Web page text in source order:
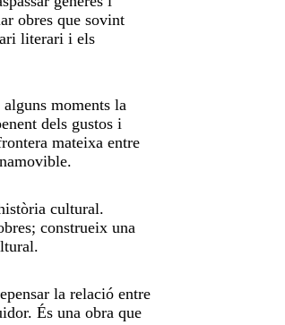
obres que sovint
literari i els
moments la
dels gustos i
mateixa entre
cultural.
construeix una
la relació entre
És una obra que